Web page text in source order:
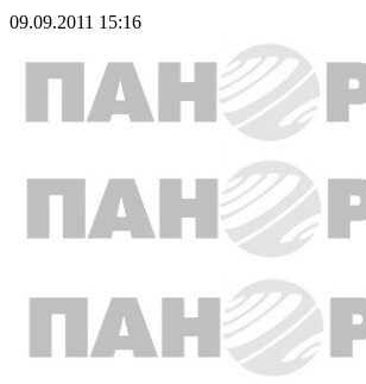
09.09.2011 15:16